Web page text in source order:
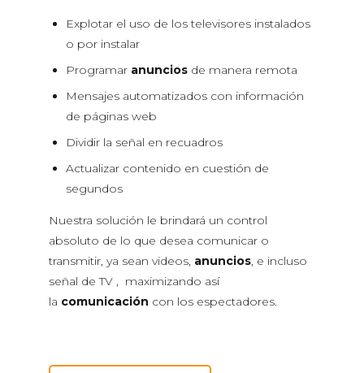
Explotar el uso de los televisores instalados
o por instalar
Programar anuncios de manera remota
Mensajes automatizados con información
de páginas web
Dividir la señal en recuadros
Actualizar contenido en cuestión de
segundos
Nuestra solución le brindará un control
absoluto de lo que desea comunicar o
transmitir, ya sean videos, anuncios , e incluso
señal de TV , maximizando así
la comunicación con los espectadores.